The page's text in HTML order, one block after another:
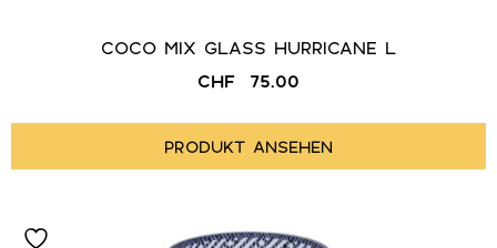
COCO MIX GLASS HURRICANE L
CHF
75.00
PRODUKT ANSEHEN